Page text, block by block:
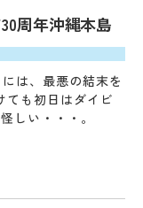
周年沖縄本島
は、最悪の結末を
ても初日はダイビ
しい・・・。